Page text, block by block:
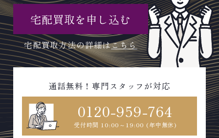
宅配買取を申し込む
宅配買取方法の詳細はこちら
通話無料！専門スタッフが対応
0120-959-764
受付時間 10:00～19:00 (年中無休)